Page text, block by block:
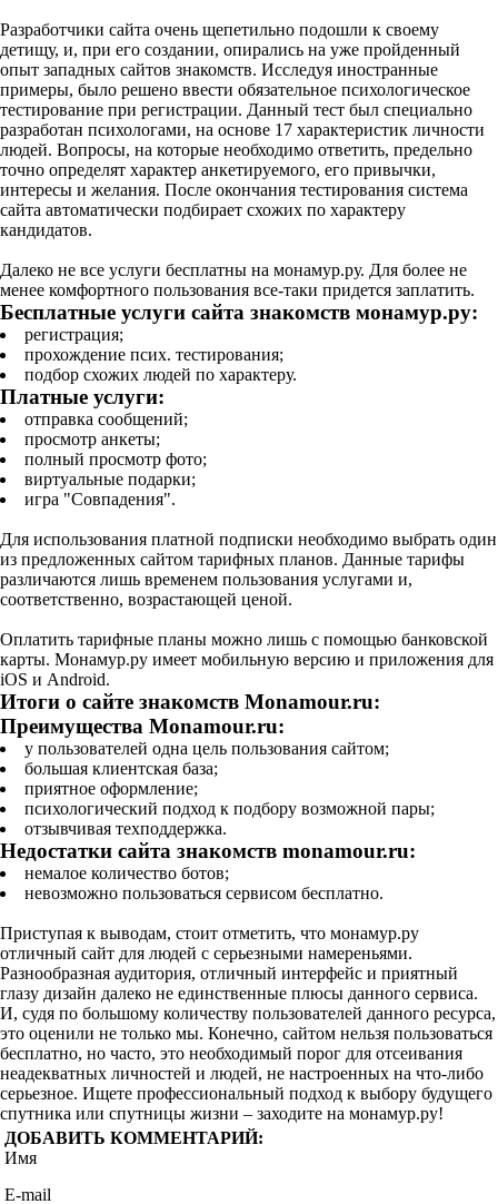
Разработчики сайта очень щепетильно подошли к своему
детищу, и, при его создании, опирались на уже пройденный
опыт западных сайтов знакомств. Исследуя иностранные
примеры, было решено ввести обязательное психологическое
тестирование при регистрации. Данный тест был специально
разработан психологами, на основе 17 характеристик личности
людей. Вопросы, на которые необходимо ответить, предельно
точно определят характер анкетируемого, его привычки,
интересы и желания. После окончания тестирования система
сайта автоматически подбирает схожих по характеру
кандидатов.
Далеко не все услуги бесплатны на монамур.ру. Для более не
менее комфортного пользования все-таки придется заплатить.
Бесплатные услуги сайта знакомств монамур.ру:
регистрация;
прохождение псих. тестирования;
подбор схожих людей по характеру.
Платные услуги:
отправка сообщений;
просмотр анкеты;
полный просмотр фото;
виртуальные подарки;
игра "Совпадения".
Для использования платной подписки необходимо выбрать один
из предложенных сайтом тарифных планов. Данные тарифы
различаются лишь временем пользования услугами и,
соответственно, возрастающей ценой.
Оплатить тарифные планы можно лишь с помощью банковской
карты. Монамур.ру имеет мобильную версию и приложения для
iOS и Android.
Итоги о сайте знакомств Monamour.ru:
Преимущества Monamour.ru:
у пользователей одна цель пользования сайтом;
большая клиентская база;
приятное оформление;
психологический подход к подбору возможной пары;
отзывчивая техподдержка.
Недостатки сайта знакомств monamour.ru:
немалое количество ботов;
невозможно пользоваться сервисом бесплатно.
Приступая к выводам, стоит отметить, что монамур.ру
отличный сайт для людей с серьезными намереньями.
Разнообразная аудитория, отличный интерфейс и приятный
глазу дизайн далеко не единственные плюсы данного сервиса.
И, судя по большому количеству пользователей данного ресурса,
это оценили не только мы. Конечно, сайтом нельзя пользоваться
бесплатно, но часто, это необходимый порог для отсеивания
неадекватных личностей и людей, не настроенных на что-либо
серьезное. Ищете профессиональный подход к выбору будущего
спутника или спутницы жизни – заходите на монамур.ру!
ДОБАВИТЬ КОММЕНТАРИЙ:
Имя
E-mail